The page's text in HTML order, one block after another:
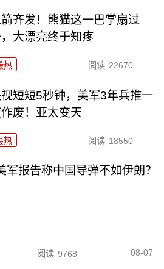
箭齐发！熊猫这一巴掌扇过
大漂亮终于知疼
热 阅读 22670
短短5秒钟，美军3年兵推一
废！亚太变天
热 阅读 18550
军报告称中国导弹不如伊朗？
阅读 9768 08-07